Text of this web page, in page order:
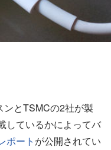
とTSMCの2社が製
しているかによってバ
ポート が公開されてい